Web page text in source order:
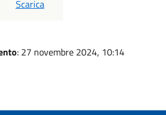
PDF
Scarica
: 27 novembre 2024, 10:14